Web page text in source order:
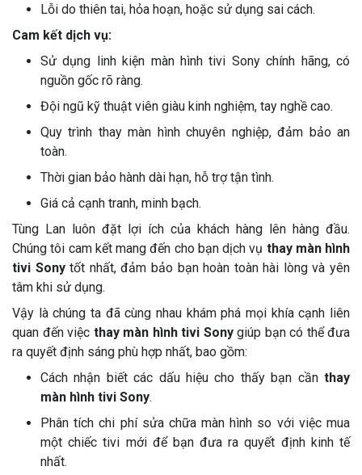
Lỗi do thiên tai, hỏa hoạn, hoặc sử dụng sai cách.
Cam kết dịch vụ:
Sử dụng linh kiện màn hình tivi Sony chính hãng, có
nguồn gốc rõ ràng.
Đội ngũ kỹ thuật viên giàu kinh nghiệm, tay nghề cao.
Quy trình thay màn hình chuyên nghiệp, đảm bảo an
toàn.
Thời gian bảo hành dài hạn, hỗ trợ tận tình.
Giá cả cạnh tranh, minh bạch.
Tùng Lan luôn đặt lợi ích của khách hàng lên hàng đầu.
Chúng tôi cam kết mang đến cho bạn dịch vụ thay màn hình
tivi Sonytốt nhất, đảm bảo bạn hoàn toàn hài lòng và yên
tâm khi sử dụng.
Vậy là chúng ta đã cùng nhau khám phá mọi khía cạnh liên
quan đến việc thay màn hình tivi Sonygiúp bạn có thể đưa
ra quyết định sáng phù hợp nhất, bao gồm:
Cách nhận biết các dấu hiệu cho thấy bạn cần thay
màn hình tivi Sony.
Phân tích chi phí sửa chữa màn hình so với việc mua
một chiếc tivi mới để bạn đưa ra quyết định kinh tế
nhất.